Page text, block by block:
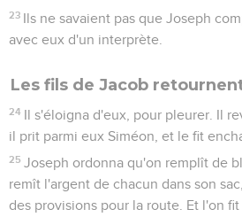
23 Ils ne savaient pas que Joseph
avec eux d'un interprète.
Les fils de Jacob
24 Il s'éloigna d'eux, pour pleurer. Il
il prit parmi eux Siméon, et le fit
25 Joseph ordonna qu'on remplît de
remît l'argent de chacun dans son
des provisions pour la route. Et l'on fit